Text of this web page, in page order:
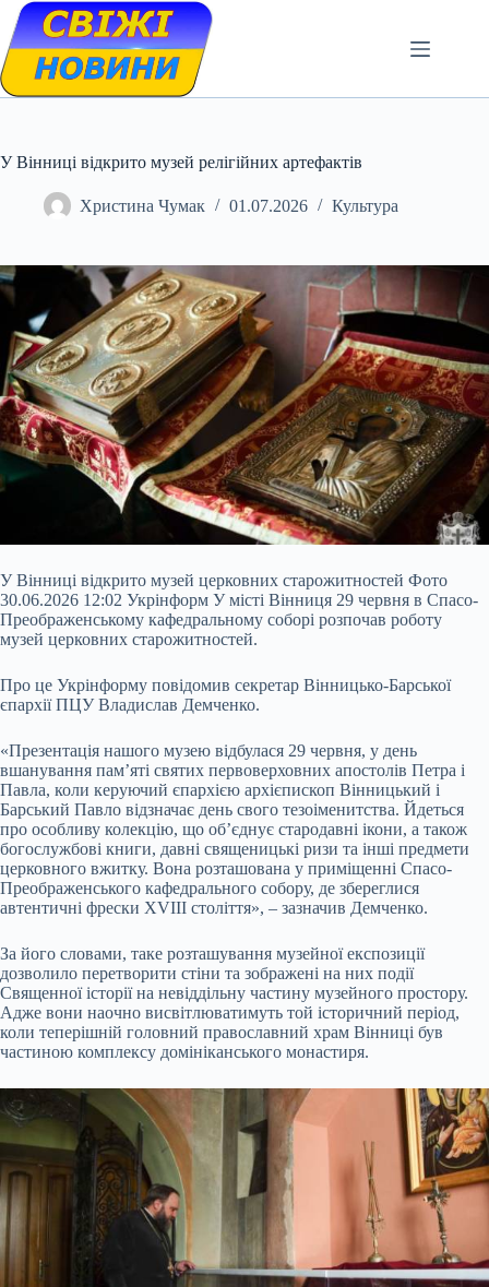
Skip
content
У Вінниці відкрито музей релігійних артефактів
Христина Чумак 01.07.2026 Культура
У Вінниці відкрито музей церковних старожитностей Фото
30.06.2026 12:02 Укрінформ У місті Вінниця 29 червня в Спасо-
Преображенському кафедральному соборі розпочав роботу
музей церковних старожитностей.
Про це Укрінформу повідомив секретар Вінницько-Барської
єпархії ПЦУ Владислав Демченко.
«Презентація нашого музею відбулася 29 червня, у день
вшанування пам’яті святих первоверховних апостолів Петра і
Павла, коли керуючий єпархією архієпископ Вінницький і
Барський Павло відзначає день свого тезоіменитства. Йдеться
про особливу колекцію, що об’єднує стародавні ікони, а також
богослужбові книги, давні священицькі ризи та інші предмети
церковного вжитку. Вона розташована у приміщенні Спасо-
Преображенського кафедрального собору, де збереглися
автентичні фрески XVIII століття», – зазначив Демченко.
За його словами, таке розташування музейної експозиції
дозволило перетворити стіни та зображені на них події
Священної історії на невіддільну частину музейного простору.
Адже вони наочно висвітлюватимуть той історичний період,
коли теперішній головний православний храм Вінниці був
частиною комплексу домініканського монастиря.